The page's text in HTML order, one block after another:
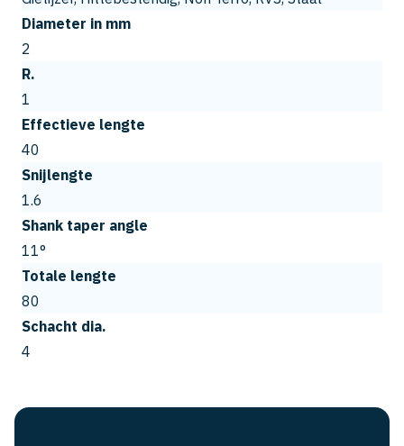
Diameter in mm
2
R.
1
Effectieve lengte
40
Snijlengte
1.6
Shank taper angle
11°
Totale lengte
80
Schacht dia.
4